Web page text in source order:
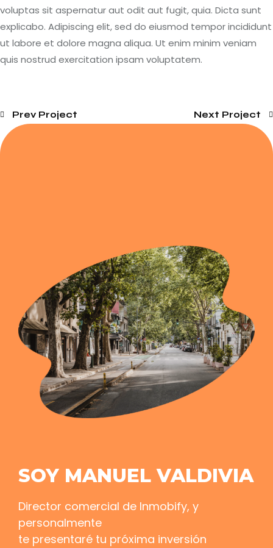
voluptas sit aspernatur aut odit aut fugit, quia. Dicta sunt
explicabo. Adipiscing elit, sed do eiusmod tempor incididunt
ut labore et dolore magna aliqua. Ut enim minim veniam
quis nostrud exercitation ipsam voluptatem.
Prev Project Next Project
SOY MANUEL VALDIVIA
Director comercial de Inmobify, y
personalmente
te presentaré tu próxima inversión